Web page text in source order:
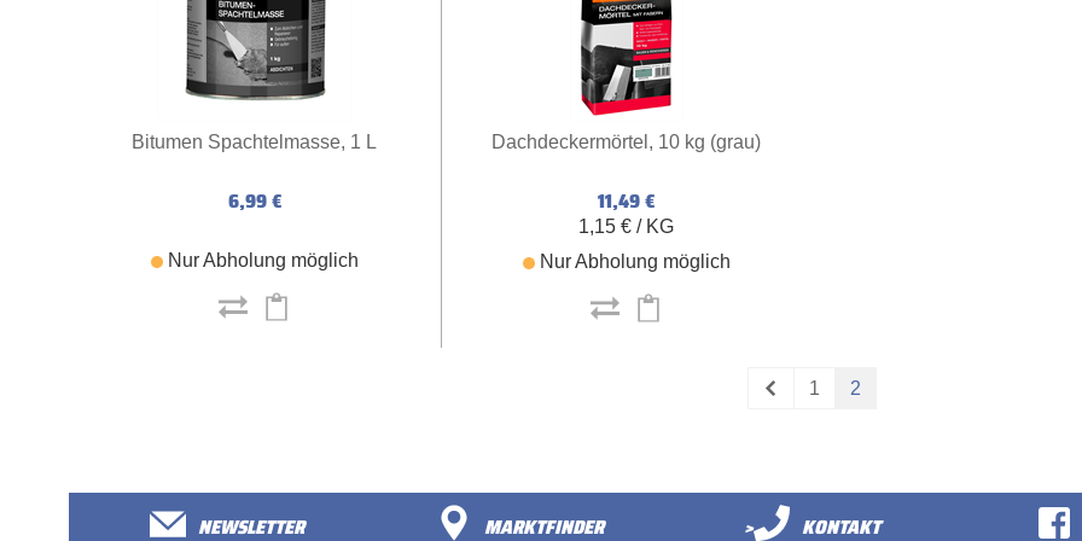
Bitumen Spachtelmasse, 1 L
6,99 €
Nur Abholung möglich
Dachdeckermörtel, 10 kg (grau)
11,49 €
1,15 € / KG
Nur Abholung möglich
1 2
NEWSLETTER MARKTFINDER > KONTAKT